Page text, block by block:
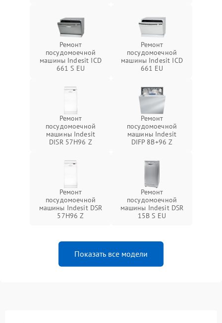
Ремонт
посудомоечной
машины Indesit ICD
661 S EU
Ремонт
посудомоечной
машины Indesit ICD
661 EU
Ремонт
посудомоечной
машины Indesit
DISR 57H96 Z
Ремонт
посудомоечной
машины Indesit
DIFP 8B+96 Z
Ремонт
посудомоечной
машины Indesit DSR
57H96 Z
Ремонт
посудомоечной
машины Indesit DSR
15B S EU
Показать все модели